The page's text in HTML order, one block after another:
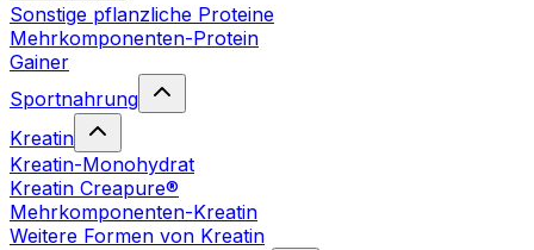
Sonstige pflanzliche Proteine
Mehrkomponenten-Protein
Gainer
Sportnahrung
Kreatin
Kreatin-Monohydrat
Kreatin Creapure®
Mehrkomponenten-Kreatin
Weitere Formen von Kreatin